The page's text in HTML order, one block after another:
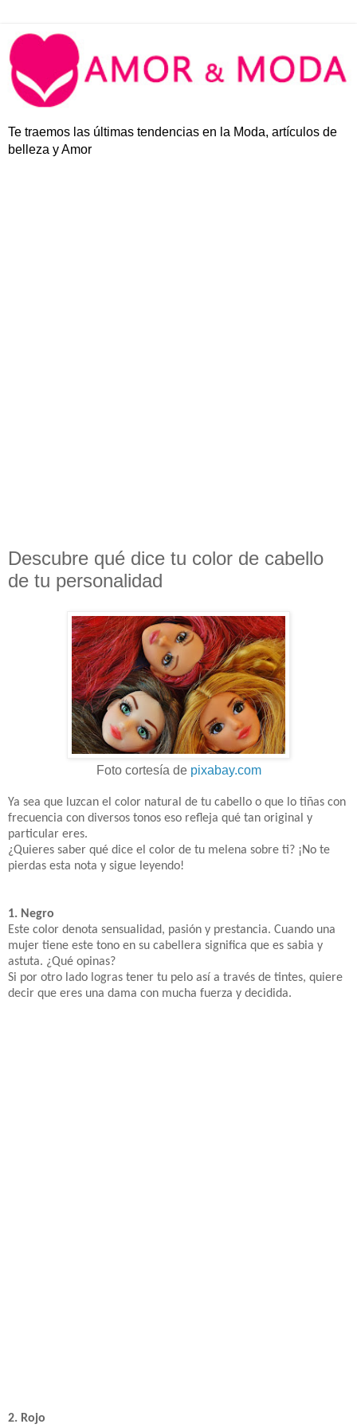
Te traemos las últimas tendencias en la Moda, artículos de
belleza y Amor
Descubre qué dice tu color de cabello
de tu personalidad
Foto cortesía de pixabay.com
Ya sea que luzcan el color natural de tu cabello o que lo tiñas con
frecuencia con diversos tonos eso refleja qué tan original y
particular eres.
¿Quieres saber qué dice el color de tu melena sobre ti? ¡No te
pierdas esta nota y sigue leyendo!
1. Negro
Este color denota sensualidad, pasión y prestancia. Cuando una
mujer tiene este tono en su cabellera significa que es sabia y
astuta. ¿Qué opinas?
Si por otro lado logras tener tu pelo así a través de tintes, quiere
decir que eres una dama con mucha fuerza y decidida.
2. Rojo